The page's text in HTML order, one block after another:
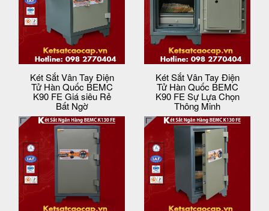
Két Sắt Vân Tay Điện
Tử Hàn Quốc BEMC
K90 FE Giá siêu Rẻ
Bất Ngờ
Két Sắt Vân Tay Điện
Tử Hàn Quốc BEMC
K90 FE Sự Lựa Chọn
Thông Minh